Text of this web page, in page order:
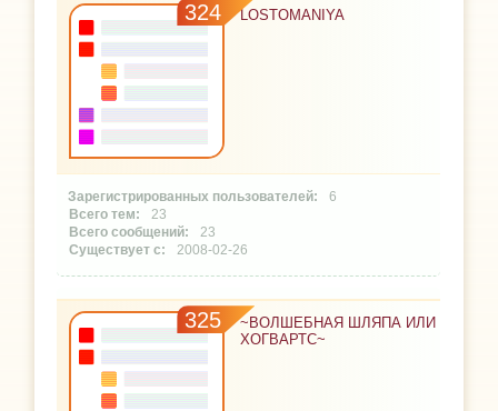
324 LOSTOMANIYA
6
23
23
2008-02-26
325
~ВОЛШЕБНАЯ ШЛЯПА ИЛИ
ХОГВАРТС~